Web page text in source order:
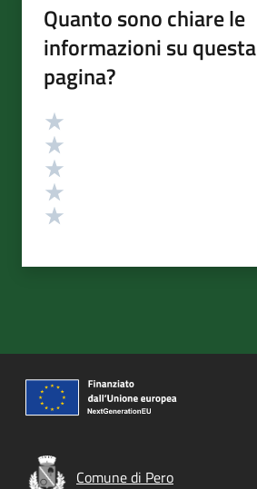
Quanto sono chiare le
informazioni su questa
pagina?
Valutazione
Comune di Pero